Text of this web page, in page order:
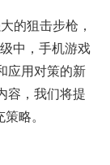
的狙击步枪，
中，手机游戏
应用对策的新
容，我们将提
略。